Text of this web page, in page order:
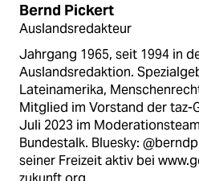
Bernd Pickert
Auslandsredakteur
Jahrgang 1965, seit 1994 in
Auslandsredaktion.
Lateinamerika,
Mitglied im Vorstand der taz-
Juli 2023 im
Bundestalk. Bluesky:
seiner Freizeit aktiv bei